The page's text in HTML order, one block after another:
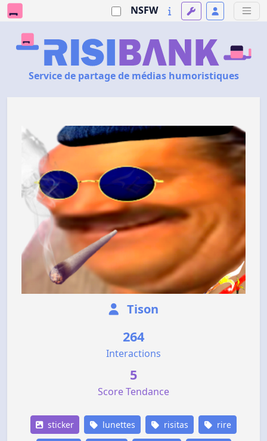
NSFW
Service de partage de médias humoristiques
Tison
264
Interactions
5
Score Tendance
sticker lunettes risitas rire